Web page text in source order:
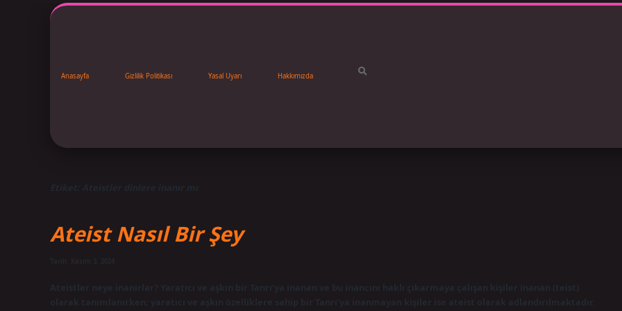
Anasayfa Gizlilik Politikası Yasal Uyarı Hakkımızda
Etiket: Ateistler dinlere inanır mı
Ateist Nasıl Bir Şey
Ateistler neye inanırlar? Yaratıcı ve aşkın bir Tanrı’ya inanan ve bu inancını haklı çıkarmaya çalışan kişiler inanan (teist)
olarak tanımlanırken; yaratıcı ve aşkın özelliklere sahip bir Tanrı’ya inanmayan kişiler ise ateist olarak adlandırılmaktadır.